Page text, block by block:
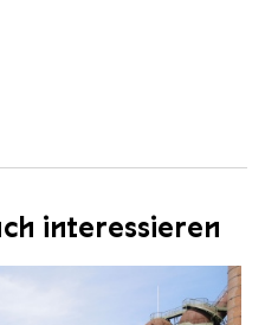
interessieren